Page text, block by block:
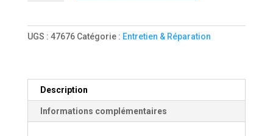
RAGAGE
UGS : 47676 Catégorie : Entretien & Réparation
Description
Informations complémentaires